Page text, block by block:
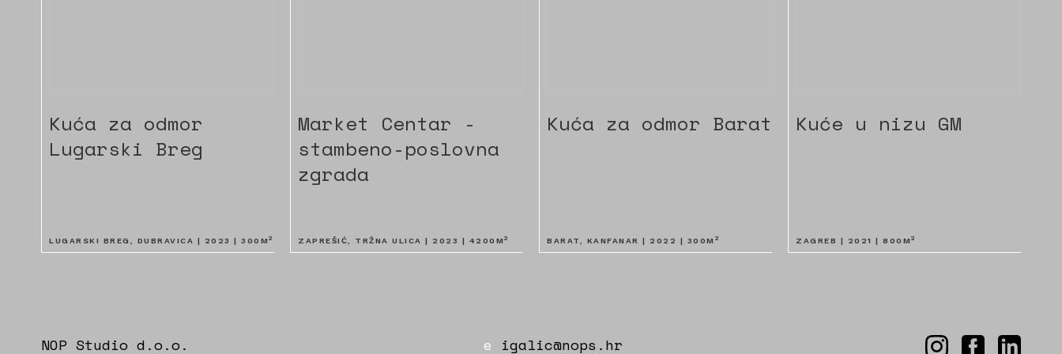
Kuća za odmor
Lugarski Breg
LUGARSKI BREG, DUBRAVICA | 2023 | 300 M 2
Market Centar -
stambeno-poslovna
zgrada
ZAPREŠIĆ, TRŽNA ULICA | 2023 | 4200 M 2
Kuća za odmor Barat
BARAT, KANFANAR | 2022 | 300M 2
Kuće u nizu GM
ZAGREB | 2021 | 800 M 2
NOP Studio d.o.o.
e igalic@nops.hr